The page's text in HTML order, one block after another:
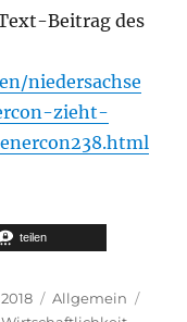
Beitrag des
niedersachse
zieht-
teilen
Kategorien
Allgemein